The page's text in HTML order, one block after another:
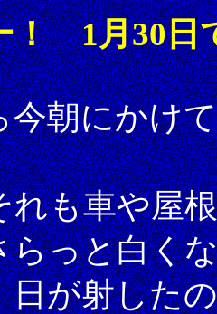
！ 1月30日
今朝にかけ
れも車や屋
らっと白く
日が射した